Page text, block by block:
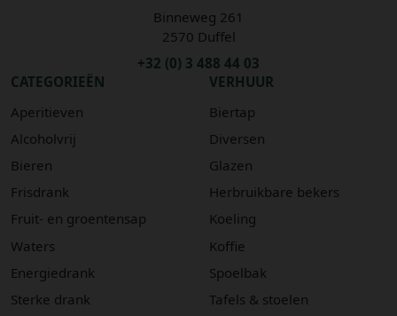
Binneweg 261
2570 Duffel
+32 (0) 3 488 44 03
CATEGORIEËN
Aperitieven
Alcoholvrij
Bieren
Frisdrank
Fruit- en groentensap
Waters
Energiedrank
Sterke drank
VERHUUR
Biertap
Diversen
Glazen
Herbruikbare bekers
Koeling
Koffie
Spoelbak
Tafels & stoelen